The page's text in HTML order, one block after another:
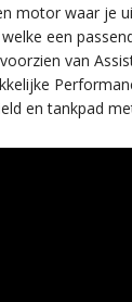
motor waar je
een
van
en tankpad